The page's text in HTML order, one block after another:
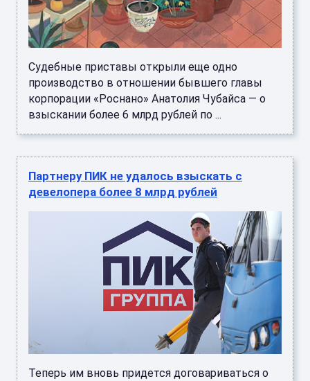
Судебные приставы открыли еще одно
производство в отношении бывшего главы
корпорации «Роснано» Анатолия Чубайса — о
взыскании более 6 млрд рублей по ...
Партнеру ПИК не удалось взыскать с
девелопера более 8 млрд рублей
Теперь им вновь придется договариваться о